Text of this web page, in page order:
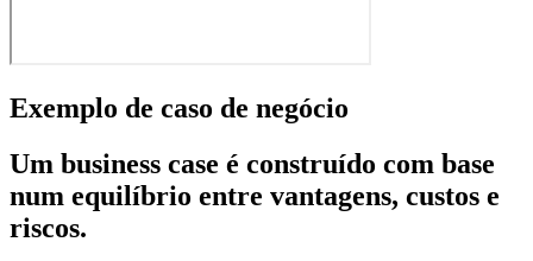
Exemplo de caso de negócio
Um business case é construído com base
num equilíbrio entre vantagens, custos e
riscos.